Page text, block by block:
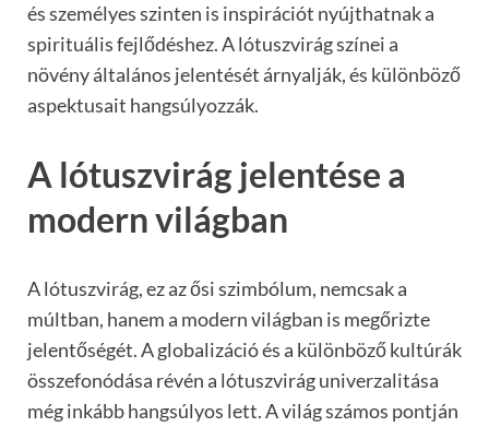
és személyes szinten is inspirációt nyújthatnak a
spirituális fejlődéshez. A lótuszvirág színei a
növény általános jelentését árnyalják, és különböző
aspektusait hangsúlyozzák.
A lótuszvirág jelentése a
modern világban
A lótuszvirág, ez az ősi szimbólum, nemcsak a
múltban, hanem a modern világban is megőrizte
jelentőségét. A globalizáció és a különböző kultúrák
összefonódása révén a lótuszvirág univerzalitása
még inkább hangsúlyos lett. A világ számos pontján